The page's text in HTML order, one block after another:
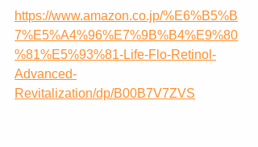
https://www.amazon.co.jp/%E6%B5%B
7%E5%A4%96%E7%9B%B4%E9%80
%81%E5%93%81-Life-Flo-Retinol-
Advanced-
Revitalization/dp/B00B7V7ZVS